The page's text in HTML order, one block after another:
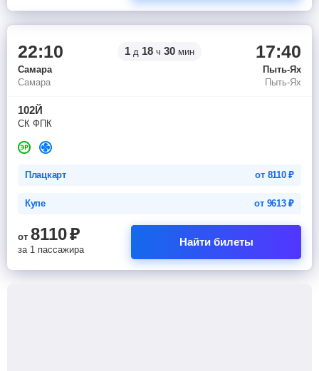
22:10 1 д 18 ч 30 мин 17:40
Самара
Пыть-Ях
Самара
Пыть-Ях
102Й
СК ФПК
Плацкарт от 8110₽
Купе от 9613₽
от 8110₽
за 1 пассажира
Найти билеты